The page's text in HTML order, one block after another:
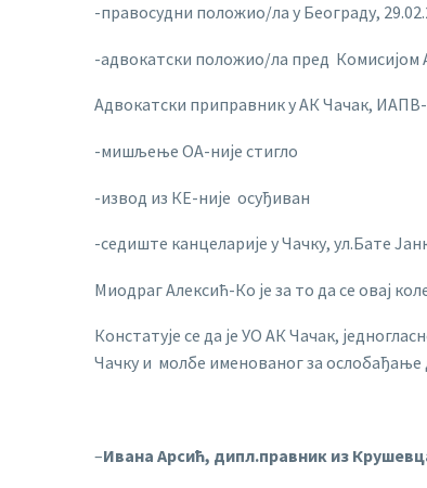
-правосудни положио/ла у Београду,
-адвокатски положио/ла пред Комисијом
Адвокатски приправник у АК Чачак,
-мишљење ОА-није стигло
-извод из КЕ-није осуђиван
-седиште канцеларије у Чачку, ул.Бате
Миодраг Алексић-Ко је за то да се овај
Констатује се да је УО АК Чачак,
Чачку и молбе именованог за ослобађање
–Ивана Арсић, дипл.правник из